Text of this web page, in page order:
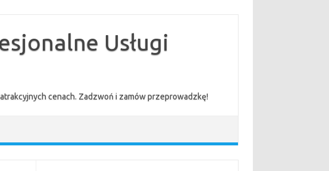
Usługi
cenach. Zadzwoń i zamów przeprowadzkę!